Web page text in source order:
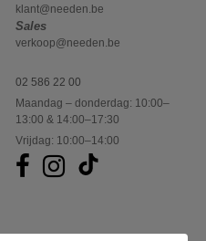
klant@needen.be
Sales
verkoop@needen.be
02 586 22 00
Maandag – donderdag: 10:00–
13:00 & 14:00–17:30
Vrijdag: 10:00–14:00